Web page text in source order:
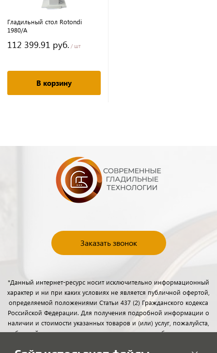
Гладильный стол Rotondi
1980/A
112 399.91 руб. / шт
В корзину
Заказать звонок
*Данный интернет-ресурс носит исключительно информационный
характер и ни при каких условиях не является публичной офертой,
определяемой положениями Статьи 437 (2) Гражданского кодекса
Российской Федерации. Для получения подробной информации о
наличии и стоимости указанных товаров и (или) услуг, пожалуйста,
обращайтесь к менеджерам отдела клиентского обслуживания с